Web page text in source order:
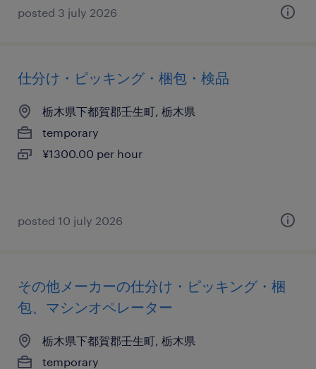
posted 3 july 2026
仕分け・ピッキング・梱包・検品
栃木県下都賀郡壬生町, 栃木県
temporary
¥1300.00 per hour
posted 10 july 2026
その他メーカーの仕分け・ピッキング・梱
包、マシンオペレーター
栃木県下都賀郡壬生町, 栃木県
temporary